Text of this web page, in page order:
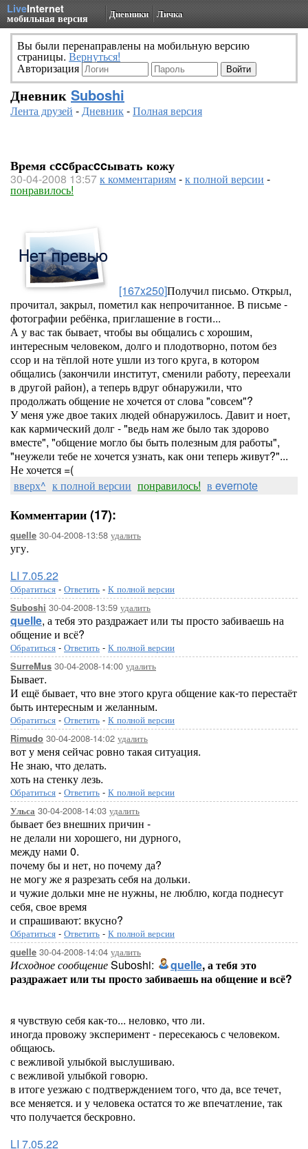
LiveInternet
мобильная версия Дневники Личка
Вы были перенаправлены на мобильную версию
страницы. Вернуться!
Авторизация
Дневник Suboshi
Лента друзей -Дневник-Полная версия
Время сccбрасccывать кожу
30-04-2008 13:57к комментариям-к полной версии -
понравилось!
[167x250]Получил письмо. Открыл,
прочитал, закрыл, пометил как непрочитанное. В письме -
фотографии ребёнка, приглашение в гости...
А у вас так бывает, чтобы вы общались с хорошим,
интересным человеком, долго и плодотворно, потом без
ссор и на тёплой ноте ушли из того круга, в котором
общались (закончили институт, сменили работу, переехали
в другой район), а теперь вдруг обнаружили, что
продолжать общение не хочется от слова "совсем"?
У меня уже двое таких людей обнаружилось. Давит и ноет,
как кармический долг - "ведь нам же было так здорово
вместе", "общение могло бы быть полезным для работы",
"неужели тебе не хочется узнать, как они теперь живут?"...
Не хочется =(
вверх^ к полной версии понравилось! в evernote
Комментарии (17):
quelle 30-04-2008-13:58 удалить
угу.
LI 7.05.22
Обратиться - Ответить - К полной версии
Suboshi 30-04-2008-13:59 удалить
quelle, а тебя это раздражает или ты просто забиваешь на
общение и всё?
Обратиться - Ответить - К полной версии
SurreMus 30-04-2008-14:00 удалить
Бывает.
И ещё бывает, что вне этого круга общение как-то перестаёт
быть интересным и желанным.
Обратиться - Ответить - К полной версии
Rimudo 30-04-2008-14:02 удалить
вот у меня сейчас ровно такая ситуация.
Не знаю, что делать.
хоть на стенку лезь.
Обратиться - Ответить - К полной версии
Ульса 30-04-2008-14:03 удалить
бывает без внешних причин -
не делали ни хорошего, ни дурного,
между нами 0.
почему бы и нет, но почему да?
не могу же я разрезать себя на дольки.
и чужие дольки мне не нужны, не люблю, когда поднесут
себя, свое время
и спрашивают: вкусно?
Обратиться - Ответить - К полной версии
quelle 30-04-2008-14:04 удалить
Исходное сообщениеSuboshi: quelle, а тебя это
раздражает или ты просто забиваешь на общение и всё?
я чувствую себя как-то... неловко, что ли.
иногда провожу эксперимент - пересекаюсь с человеком.
общаюсь.
с вежливой улыбкой выслушиваю.
с вежливой улыбкой говорю.
в итоге уезжаю с подтверждением того, что да, все течет,
все меняется. и у человека остатся то же впечатление, так
что получается бескровно.
LI 7.05.22